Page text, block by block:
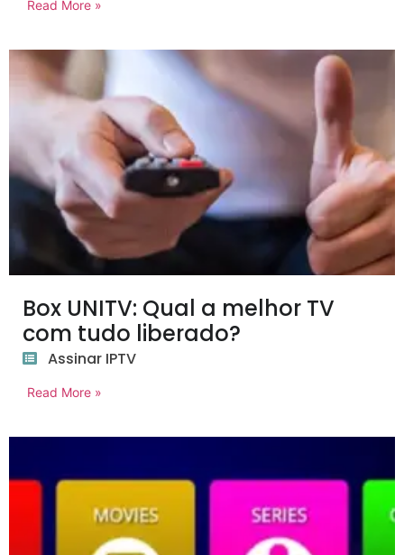
Read More »
Box UNITV: Qual a melhor TV
com tudo liberado?
Assinar IPTV
Read More »